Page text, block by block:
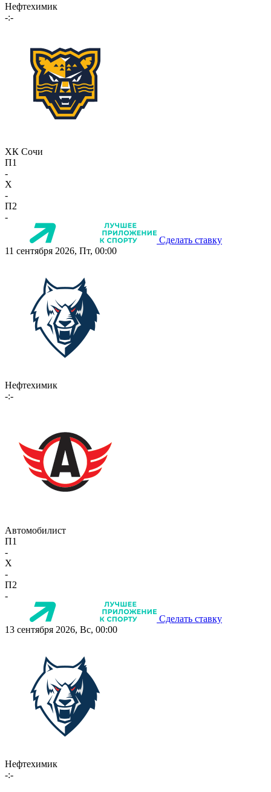
Нефтехимик
-:-
ХК Сочи
П1
-
X
-
П2
-
Сделать ставку
11 сентября 2026, Пт, 00:00
Нефтехимик
-:-
Автомобилист
П1
-
X
-
П2
-
Сделать ставку
13 сентября 2026, Вс, 00:00
Нефтехимик
-:-